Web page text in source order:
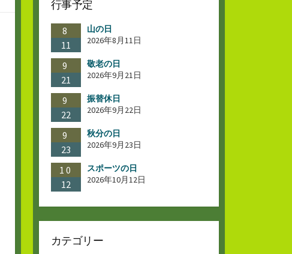
行事予定
8
11
山の日
2026年8月11日
9
21
敬老の日
2026年9月21日
9
22
振替休日
2026年9月22日
9
23
秋分の日
2026年9月23日
10
12
スポーツの日
2026年10月12日
カテゴリー